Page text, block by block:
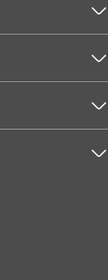
seta_baixo
seta_baixo
seta_baixo
seta_baixo